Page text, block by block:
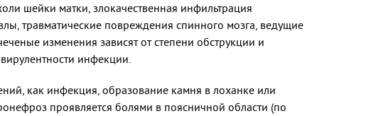
шейки матки, злокачественная инфильтрация
травматические повреждения спинного мозга, ведущие
изменения зависят от степени обструкции и
инфекции.
как инфекция, образование камня в лоханке или
проявляется болями в поясничной области (по